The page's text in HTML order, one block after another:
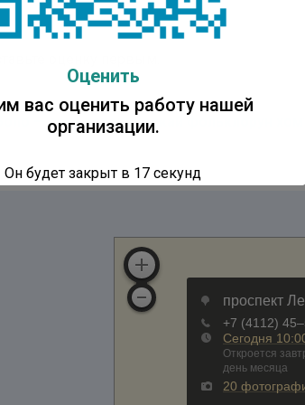
оценку первым.
— саха историческай фольклорун
Оценить
вас оценить работу нашей
организации.
Он будет закрыт в 16 секунд